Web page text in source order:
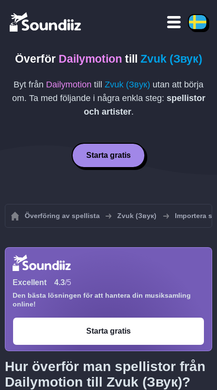
Överför Dailymotion till Zvuk (Звук)
Byt från Dailymotion till Zvuk (Звук) utan att börja
om. Ta med följande i några enkla steg: spellistor
och artister.
Starta gratis
Överföring av spellista Zvuk (Звук) Importera
Excellent 4.3/5
Den bästa lösningen för att hantera din musiksamling
online!
Starta gratis
Hur överför man spellistor från
Dailymotion till Zvuk (Звук)?